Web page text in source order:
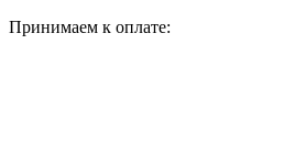
Принимаем к оплате: